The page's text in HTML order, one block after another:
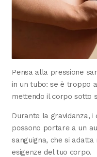
Pensa alla pressione
in un tubo: se è troppo
mettendo il corpo sotto
Durante la gravidanza, i
possono portare a un
sanguigna, che si
esigenze del tuo corpo.